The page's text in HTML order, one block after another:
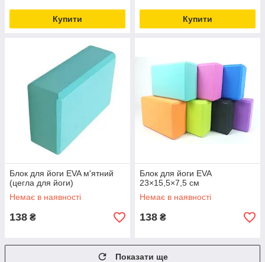
Купити Купити
Блок для йоги EVA м'ятний
(цегла для йоги)
Немає в наявності
138 ₴
Блок для йоги EVA
23×15,5×7,5 см
Немає в наявності
138 ₴
Показати ще